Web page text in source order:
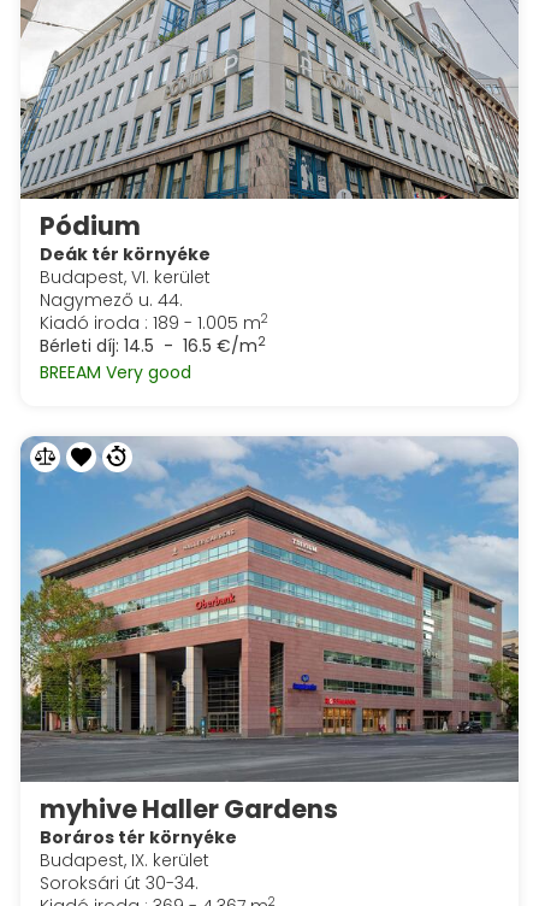
Pódium
Deák tér környéke
Budapest, VI. kerület
Nagymező u. 44.
Kiadó iroda : 189 - 1.005 m2
Bérleti díj: 14.5 - 16.5 €/m2
BREEAM Very good
myhive Haller Gardens
Boráros tér környéke
Budapest, IX. kerület
Soroksári út 30-34.
2